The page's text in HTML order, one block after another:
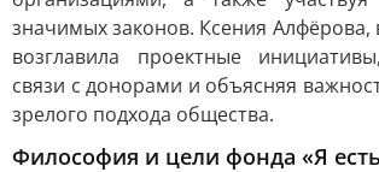
значимых законов. Ксения Алфёрова,
возглавила проектные
связи с донорами и объясняя
зрелого подхода общества.
Философия и цели фонда «Я